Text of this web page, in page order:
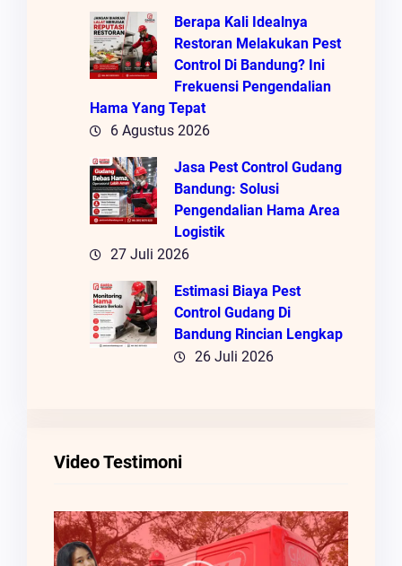
Berapa Kali Idealnya
Restoran Melakukan Pest
Control Di Bandung? Ini
Frekuensi Pengendalian
Hama Yang Tepat
6 Agustus 2026
Jasa Pest Control Gudang
Bandung: Solusi
Pengendalian Hama Area
Logistik
27 Juli 2026
Estimasi Biaya Pest
Control Gudang Di
Bandung Rincian Lengkap
26 Juli 2026
Video Testimoni